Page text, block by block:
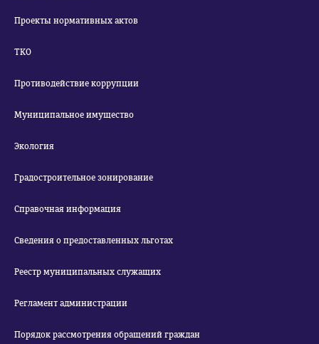
Проекты нормативных актов
ТКО
Противодействие коррупции
Муниципальное имущество
Экология
Градостроительное зонирование
Справочная информация
Сведения о предоставленных льготах
Реестр муниципальных служащих
Регламент администрации
Порядок рассмотрения обращений граждан